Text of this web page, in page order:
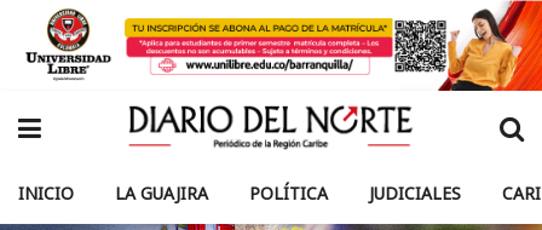
INICIO LA GUAJIRA POLÍTICA JUDICIALES